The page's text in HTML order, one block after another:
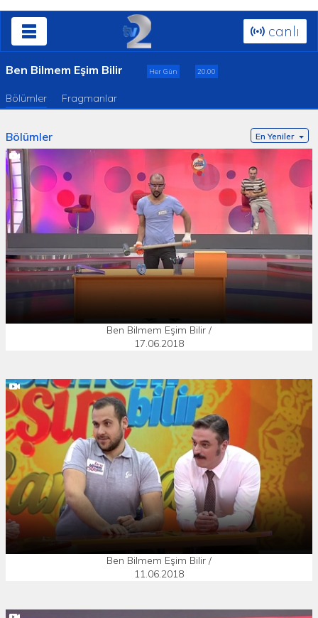
canlı
Ben Bilmem Eşim Bilir Her Gün 20.00
Bölümler Fragmanlar
Bölümler
Ben Bilmem Eşim Bilir /
17.06.2018
Ben Bilmem Eşim Bilir /
11.06.2018
En Yeniler